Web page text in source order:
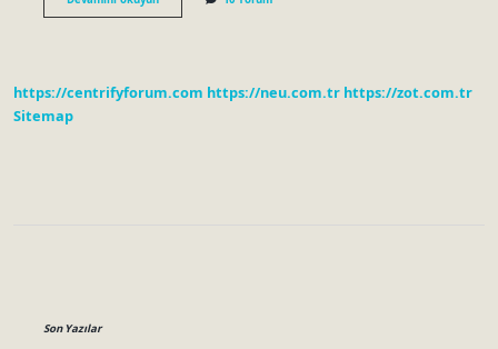
Içi
https://centrifyforum.com https://neu.com.tr https://zot.com.tr
Sitemap
Son Yazılar